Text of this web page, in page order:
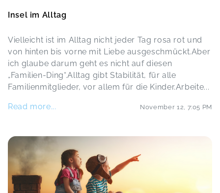
Insel im Alltag
Vielleicht ist im Alltag nicht jeder Tag rosa rot und
von hinten bis vorne mit Liebe ausgeschmückt.Aber
ich glaube darum geht es nicht auf diesen
„Familien-Ding“.Alltag gibt Stabilität, für alle
Familienmitglieder, vor allem für die Kinder.Arbeite...
Read more... November 12 7:05 PM